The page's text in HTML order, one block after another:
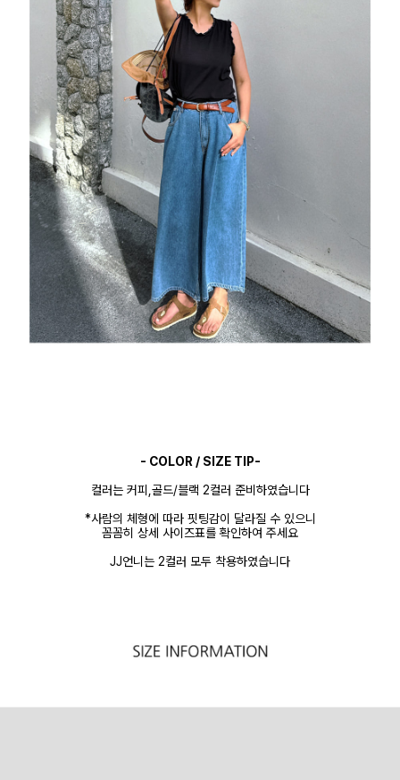
- COLOR / SIZE TIP-
컬러는 커피,골드/블랙 2컬러 준비하였습니다
*사람의 체형에 따라 핏팅감이 달라질 수 있으니
꼼꼼히 상세 사이즈표를 확인하여 주세요
JJ언니는 2컬러 모두 착용하였습니다